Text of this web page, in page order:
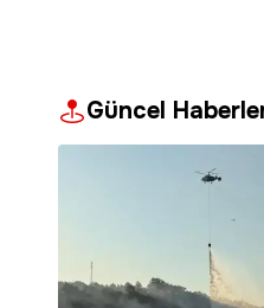
Güncel